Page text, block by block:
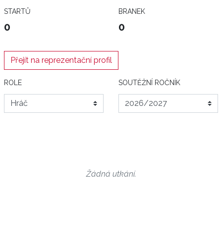
STARTŮ
0
BRANEK
0
Přejít na reprezentační profil
ROLE SOUTĚŽNÍ ROČNÍK
Žádná utkání.